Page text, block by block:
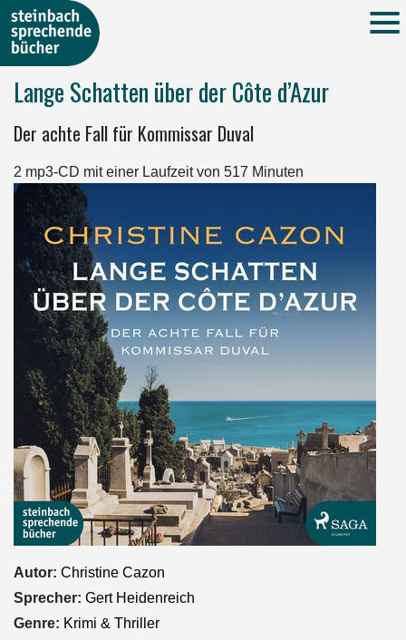
Lange Schatten über der Côte d’Azur
Der achte Fall für Kommissar Duval
2 mp3-CD mit einer Laufzeit von 517 Minuten
Autor: Christine Cazon
Sprecher: Gert Heidenreich
Genre: Krimi & Thriller